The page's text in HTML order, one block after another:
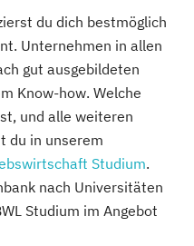
Growth Hacking
(DE/EN)
du dich bestmöglich
Unternehmen in allen
gut ausgebildeten
Know-how. Welche
und alle weiteren
du in unserem
Studium.
nach Universitäten
Studium im Angebot